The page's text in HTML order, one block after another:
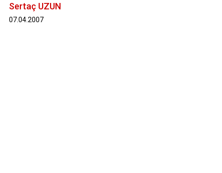
Sertaç UZUN
07.04.2007